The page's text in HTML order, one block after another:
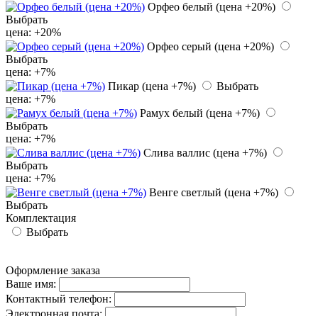
Орфео белый (цена +20%)
Выбрать
цена: +20%
Орфео серый (цена +20%)
Выбрать
цена: +7%
Пикар (цена +7%)
Выбрать
цена: +7%
Рамух белый (цена +7%)
Выбрать
цена: +7%
Слива валлис (цена +7%)
Выбрать
цена: +7%
Венге светлый (цена +7%)
Выбрать
Комплектация
Выбрать
Оформление заказа
Ваше имя:
Контактный телефон: